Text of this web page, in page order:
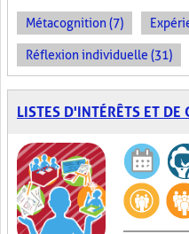
Métacognition (7)
Réflexion individuelle (31)
LISTES D'INTÉRÊTS ET DE